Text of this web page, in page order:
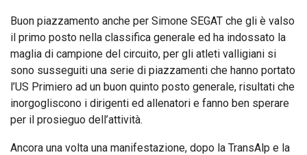
Buon piazzamento anche per Simone SEGAT che gli è valso
il primo posto nella classifica generale ed ha indossato la
maglia di campione del circuito, per gli atleti valligiani si
sono susseguiti una serie di piazzamenti che hanno portato
l’US Primiero ad un buon quinto posto generale, risultati che
inorgogliscono i dirigenti ed allenatori e fanno ben sperare
per il prosieguo dell’attività.
Ancora una volta una manifestazione, dopo la TransAlp e la